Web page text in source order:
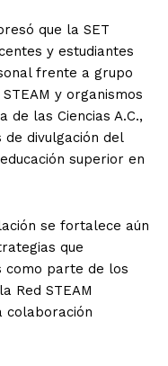
que la SET
y estudiantes
frente a grupo
y organismos
de las Ciencias A.C.,
de divulgación del
superior en
se fortalece aún
que
como parte de los
Red STEAM
colaboración